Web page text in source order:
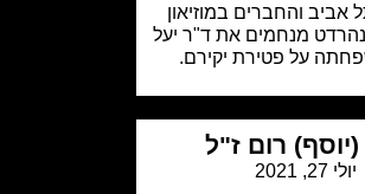
במוזיאון
את ד"ר יעל
פטירת יקירם.
רום ז"ל